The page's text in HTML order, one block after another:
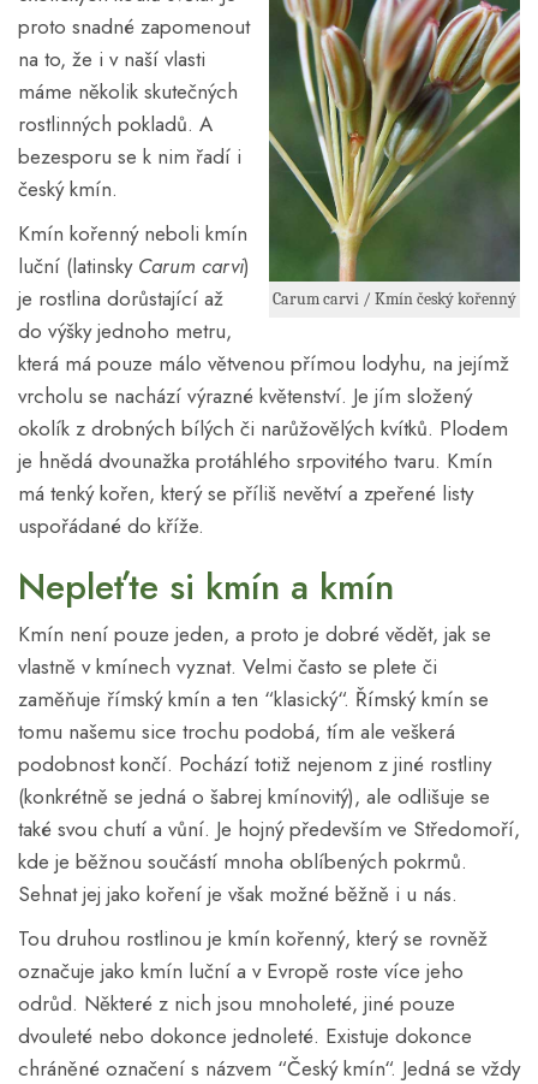
Carum carvi / Kmín český kořenný
proto snadné zapomenout
na to, že i v naší vlasti
máme několik skutečných
rostlinných pokladů. A
bezesporu se k nim řadí i
český kmín.
Kmín kořenný neboli kmín
luční (latinsky Carum carvi)
je rostlina dorůstající až
do výšky jednoho metru,
která má pouze málo větvenou přímou lodyhu, na jejímž
vrcholu se nachází výrazné květenství. Je jím složený
okolík z drobných bílých či narůžovělých kvítků. Plodem
je hnědá dvounažka protáhlého srpovitého tvaru. Kmín
má tenký kořen, který se příliš nevětví a zpeřené listy
uspořádané do kříže.
Nepleťte si kmín a kmín
Kmín není pouze jeden, a proto je dobré vědět, jak se
vlastně v kmínech vyznat. Velmi často se plete či
zaměňuje římský kmín a ten “klasický“. Římský kmín se
tomu našemu sice trochu podobá, tím ale veškerá
podobnost končí. Pochází totiž nejenom z jiné rostliny
(konkrétně se jedná o šabrej kmínovitý), ale odlišuje se
také svou chutí a vůní. Je hojný především ve Středomoří,
kde je běžnou součástí mnoha oblíbených pokrmů.
Sehnat jej jako koření je však možné běžně i u nás.
Tou druhou rostlinou je kmín kořenný, který se rovněž
označuje jako kmín luční a v Evropě roste více jeho
odrůd. Některé z nich jsou mnoholeté, jiné pouze
dvouleté nebo dokonce jednoleté. Existuje dokonce
chráněné označení s názvem “Český kmín“. Jedná se vždy